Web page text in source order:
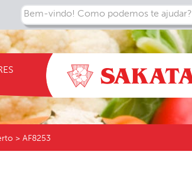
Bem-vindo! Como podemos te ajudar?
> AF8253